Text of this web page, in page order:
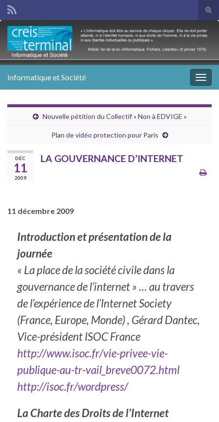
Search for:
Informatique et Société
Nouvelle pétition du Collectif « Non à EDVIGE »
Plan de vidéo protection pour Paris
DÉC
11
2009
LA GOUVERNANCE D’INTERNET
11 décembre 2009
Introduction et présentation de la
journée
« La place de la société civile dans la
gouvernance de l’internet » … au travers
de l’expérience de l’Internet Society
(France, Europe, Monde), Gérard Dantec,
Vice-président ISOC France
http://www.isoc.fr/vie-privee-vie-
publique-au-tr-vail_breve0072.html
http://isoc.fr/wordpress/
La Charte des Droits de l’Internet